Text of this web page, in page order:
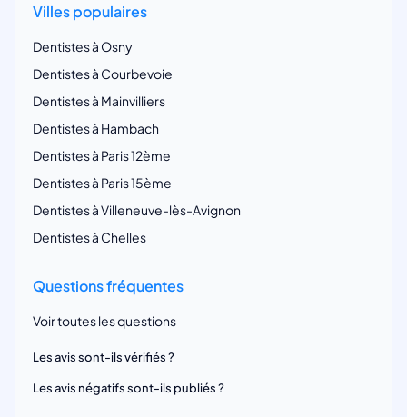
Villes populaires
Dentistes à Osny
Dentistes à Courbevoie
Dentistes à Mainvilliers
Dentistes à Hambach
Dentistes à Paris 12ème
Dentistes à Paris 15ème
Dentistes à Villeneuve-lès-Avignon
Dentistes à Chelles
Questions fréquentes
Voir toutes les questions
Les avis sont-ils vérifiés ?
Les avis négatifs sont-ils publiés ?